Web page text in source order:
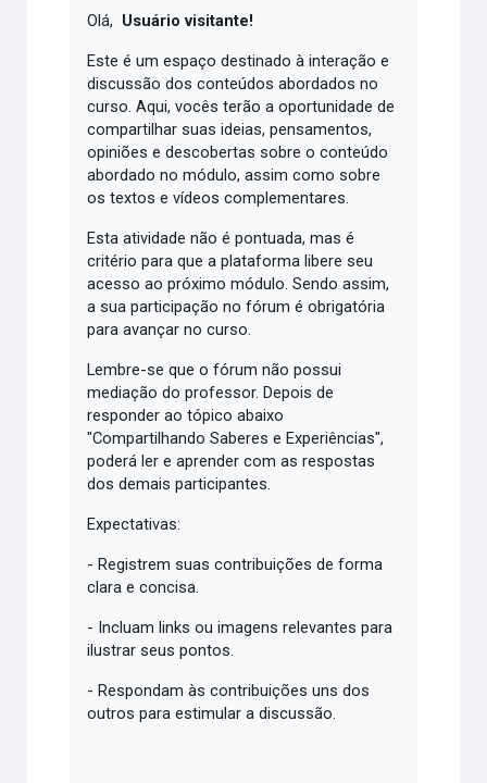
Olá, Usuário visitante!
Este é um espaço destinado à interação e
discussão dos conteúdos abordados no
curso. Aqui, vocês terão a oportunidade de
compartilhar suas ideias, pensamentos,
opiniões e descobertas sobre o conteúdo
abordado no módulo, assim como sobre
os textos e vídeos complementares.
Esta atividade não é pontuada, mas é
critério para que a plataforma libere seu
acesso ao próximo módulo. Sendo assim,
a sua participação no fórum é obrigatória
para avançar no curso.
Lembre-se que o fórum não possui
mediação do professor. Depois de
responder ao tópico abaixo
"Compartilhando Saberes e Experiências",
poderá ler e aprender com as respostas
dos demais participantes.
Expectativas:
- Registrem suas contribuições de forma
clara e concisa.
- Incluam links ou imagens relevantes para
ilustrar seus pontos.
- Respondam às contribuições uns dos
outros para estimular a discussão.